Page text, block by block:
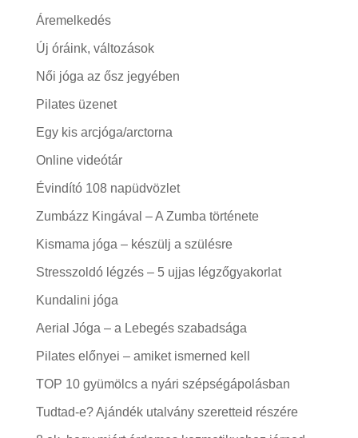
Áremelkedés
Új óráink, változások
Női jóga az ősz jegyében
Pilates üzenet
Egy kis arcjóga/arctorna
Online videótár
Évindító 108 napüdvözlet
Zumbázz Kingával – A Zumba története
Kismama jóga – készülj a szülésre
Stresszoldó légzés – 5 ujjas légzőgyakorlat
Kundalini jóga
Aerial Jóga – a Lebegés szabadsága
Pilates előnyei – amiket ismerned kell
TOP 10 gyümölcs a nyári szépségápolásban
Tudtad-e? Ajándék utalvány szeretteid részére